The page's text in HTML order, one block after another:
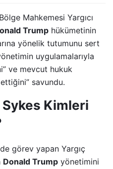
Mahkemesi Yargıcı
Trump hükümetinin
yönelik tutumunu sert
uygulamalarıyla
ve mevcut hukuk
ettiğini” savundu.
Sykes Kimleri
görev yapan Yargıç
Donald Trump yönetimini